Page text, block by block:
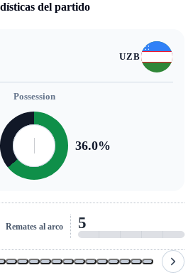
del partido
UZB
Possession
36.0%
Remates al arco 5